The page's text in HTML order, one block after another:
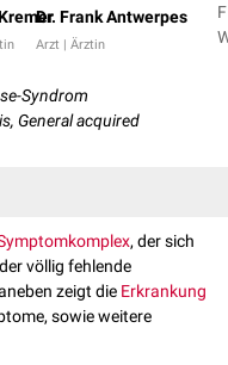
Dr. Frank Antwerpes
Arzt | Ärztin
Syndrom
General acquired
, der sich
völlig fehlende
zeigt die Erkrankung
sowie weitere